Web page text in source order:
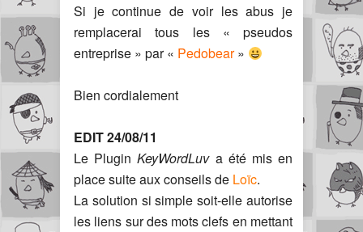
Si je continue de voir les abus je
remplacerai tous les « pseudos
entreprise » par « Pedobear»
Bien cordialement
EDIT 24/08/11
Le PluginKeyWordLuva été mis en
place suite aux conseils de Loïc.
La solution si simple soit-elle autorise
les liens sur des mots clefs en mettant